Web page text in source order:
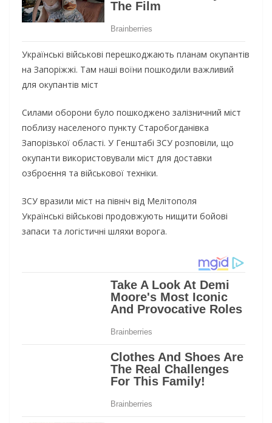
Українські військові перешкоджають планам окупантів
на Запоріжжі. Там наші воїни пошкодили важливий
для окупантів міст
Силами оборони було пошкоджено залізничний міст
поблизу населеного пункту Старобогданівка
Запорізької області. У Генштабі ЗСУ розповіли, що
окупанти використовували міст для доставки
озброєння та військової техніки.
ЗСУ вразили міст на північ від Мелітополя
Українські військові продовжують нищити бойові
запаси та логістичні шляхи ворога.